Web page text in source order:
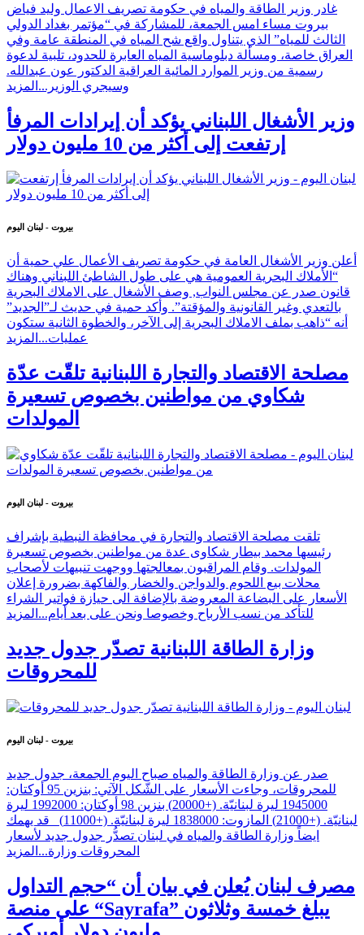
غادر وزير الطاقة والمياه في حكومة تصريف الاعمال وليد فياض
بيروت مساء امس الجمعة، للمشاركة في “مؤتمر بغداد الدولي
الثالث للمياه” الذي يتناول واقع شح المياه في المنطقة عامة وفي
العراق خاصة، ومسألة دبلوماسية المياه العابرة للحدود، تلبية لدعوة
رسمية من وزير الموارد المائية العراقية الدكتور عون عبدالله.
وسيجري الوزير... المزيد
وزير الأشغال اللبناني يؤكد أن إيرادات المرفأ
إرتفعت إلى أكثر من 10 مليون دولار
بيروت - لبنان اليوم
أعلن وزير الأشغال العامة في حكومة تصريف الأعمال علي حمية أن
“الأملاك البحرية العمومية هي على طول الشاطئ اللبناني وهناك
قانون صدر عن مجلس النواب, وصف الأشغال على الاملاك البحرية
بالتعدي وغير القانونية والمؤقتة”. وأكد حمية في حديث لـ”الجديد”
أنه “ذاهب بملف الاملاك البحرية إلى الآخر، والخطوة الثانية ستكون
عمليات... المزيد
مصلحة الاقتصاد والتجارة اللبنانية تلقّت عدّة
شكاوي من مواطنين بخصوص تسعيرة
المولدات
بيروت - لبنان اليوم
تلقت مصلحة الاقتصاد والتجارة في محافظة النبطية بإشراف
رئيسها محمد بيطار شكاوى عدة من مواطنين بخصوص تسعيرة
المولدات. وقام المراقبون بمعالجتها ووجهت تنبيهات لأصحاب
محلات بيع اللحوم والدواجن والخضار والفاكهة بضرورة إعلان
الأسعار على البضاعة المعروضة بالإضافة الى حيازة فواتير الشراء
للتأكد من نسب الأرباح وخصوصا ونحن على بعد أيام... المزيد
وزارة الطاقة اللبنانية تصدّر جدول جديد
للمحروقات
بيروت - لبنان اليوم
صدر عن وزارة الطاقة والمياه صباح اليوم الجمعة، جدول جديد
للمحروقات، وجاءت الأسعار على الشّكل الآتي: بنزين 95 أوكتان:
1945000 ليرة لبنانيّة. (+20000) بنزين 98 أوكتان: 1992000 ليرة
لبنانيّة. (+21000) المازوت: 1838000 ليرة لبنانيّة. (+11000) قد يهمك
ايضاً وزارة الطاقة والمياه في لبنان تصدُّر جدول جديد لأسعار
المحروقات وزارة... المزيد
مصرف لبنان يُعلن في بيان أن “حجم التداول
على منصة “Sayrafa” يبلغ خمسة وثلاثون